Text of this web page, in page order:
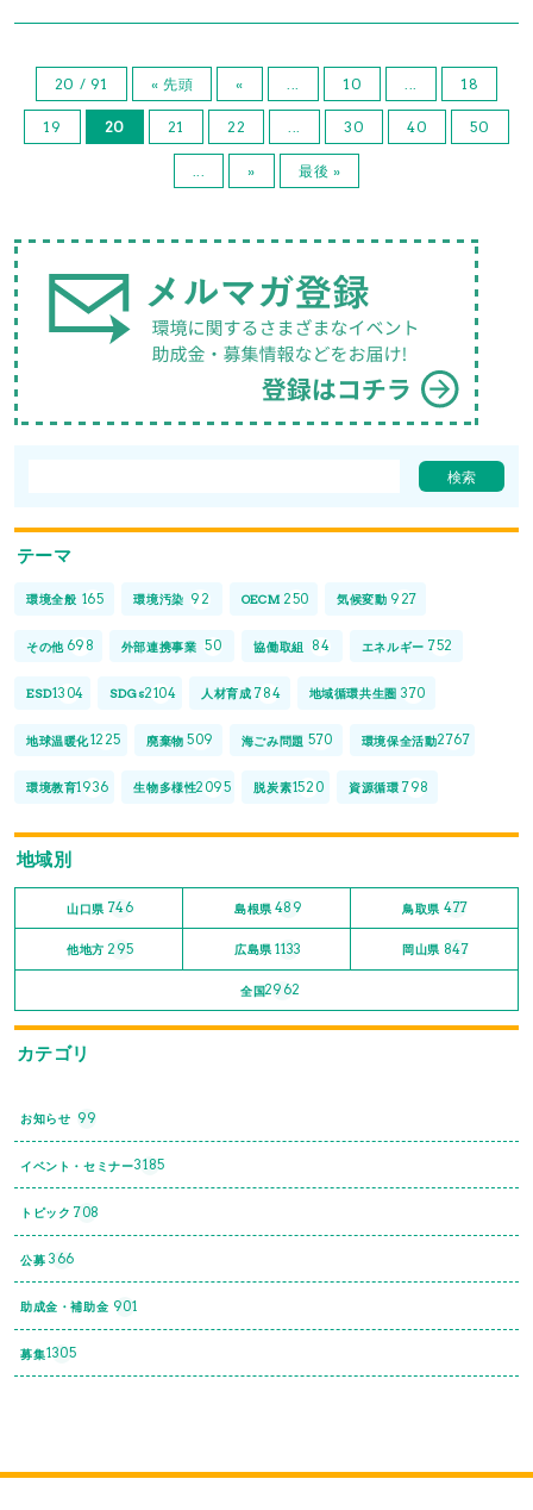
20 / 91 « 先頭 « ... 10 ... 18
19 20 21 22 ... 30 40 50
» 最後 »
テーマ
環境全般 165 環境汚染 92 OECM 250 気候変動 927
その他 698 外部連携事業 50 協働取組 84 エネルギー 752
ESD1304 SDGs2104 人材育成 784 地域循環共生圏 370
地球温暖化1225 廃棄物 509 海ごみ問題 570 環境保全活動2767
環境教育1936 生物多様性2095 脱炭素1520 資源循環 798
地域別
山口県 746 島根県 489 鳥取県 477
他地方 295 広島県 1133 岡山県 847
全国2962
カテゴリ
お知らせ 99
イベント・セミナー3185
トピック 708
公募 366
助成金・補助金 901
募集1305